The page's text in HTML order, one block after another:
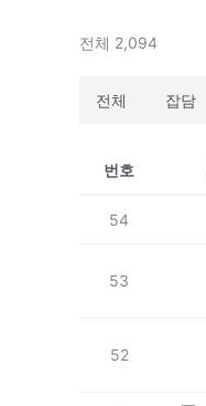
전체 2,094
전체 잡담
번호
54
53
52